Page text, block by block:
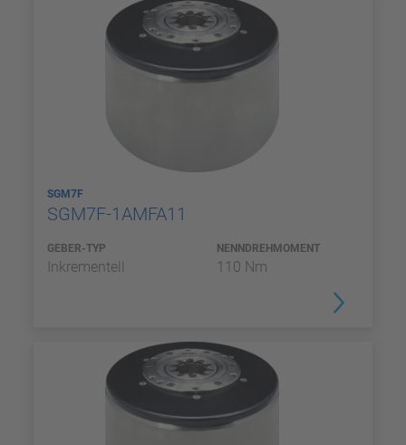
SGM7F
SGM7F-1AMFA11
GEBER-TYP
Inkrementell
NENNDREHMOMENT
110 Nm